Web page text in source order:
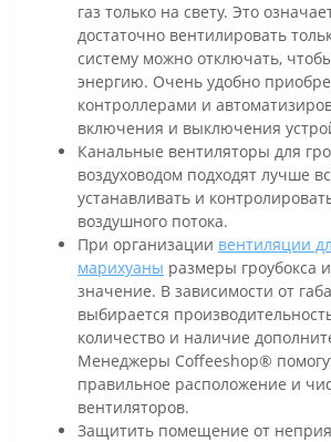
газ только на свету. Это
достаточно вентилировать
систему можно отключать,
энергию. Очень удобно
контроллерами и
включения и выключения
Канальные вентиляторы для
воздуховодом подходят лучше
устанавливать и
воздушного потока.
При организации вентиляции
марихуаны размеры
значение. В зависимости от
выбирается
количество и наличие
Менеджеры Coffeeshop®
правильное расположение и
вентиляторов.
Защитить помещение от